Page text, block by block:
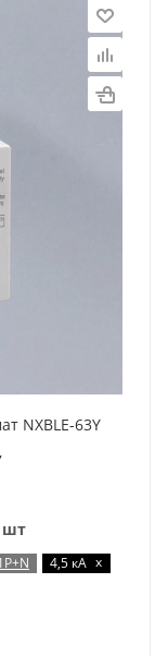
NXBLE-63Y
шт
4,5 кА x